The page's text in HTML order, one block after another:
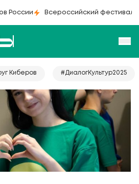
России Всероссийский фестиваль
Киберов #ДиалогКультур2025